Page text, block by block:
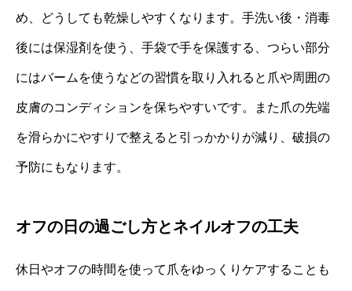
め、どうしても乾燥しやすくなります。手洗い後・消毒
後には保湿剤を使う、手袋で手を保護する、つらい部分
にはバームを使うなどの習慣を取り入れると爪や周囲の
皮膚のコンディションを保ちやすいです。また爪の先端
を滑らかにやすりで整えると引っかかりが減り、破損の
予防にもなります。
オフの日の過ごし方とネイルオフの工夫
休日やオフの時間を使って爪をゆっくりケアすることも